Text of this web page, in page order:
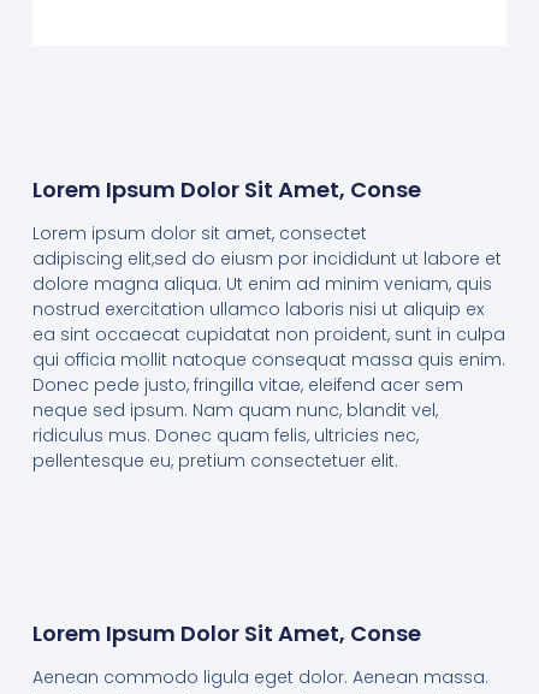
Lorem Ipsum Dolor Sit Amet, Conse
Lorem ipsum dolor sit amet, consectet
adipiscing elit,sed do eiusm por incididunt ut labore et
dolore magna aliqua. Ut enim ad minim veniam, quis
nostrud exercitation ullamco laboris nisi ut aliquip ex
ea sint occaecat cupidatat non proident, sunt in culpa
qui officia mollit natoque consequat massa quis enim.
Donec pede justo, fringilla vitae, eleifend acer sem
neque sed ipsum. Nam quam nunc, blandit vel,
ridiculus mus. Donec quam felis, ultricies nec,
pellentesque eu, pretium consectetuer elit.
Lorem Ipsum Dolor Sit Amet, Conse
Aenean commodo ligula eget dolor. Aenean massa.